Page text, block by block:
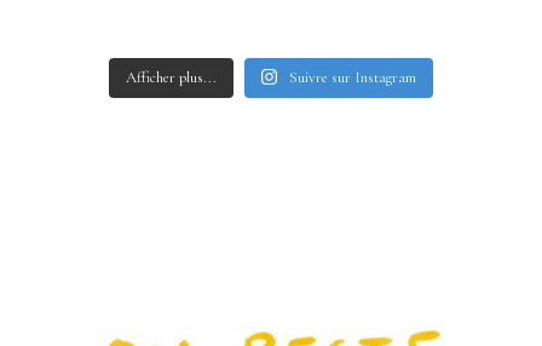
Afficher plus... Suivre sur Instagram